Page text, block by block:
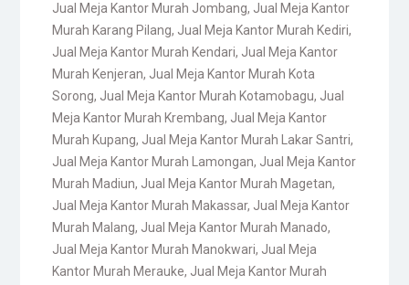
Jual Meja Kantor Murah Jombang, Jual Meja Kantor
Murah Karang Pilang, Jual Meja Kantor Murah Kediri,
Jual Meja Kantor Murah Kendari, Jual Meja Kantor
Murah Kenjeran, Jual Meja Kantor Murah Kota
Sorong, Jual Meja Kantor Murah Kotamobagu, Jual
Meja Kantor Murah Krembang, Jual Meja Kantor
Murah Kupang, Jual Meja Kantor Murah Lakar Santri,
Jual Meja Kantor Murah Lamongan, Jual Meja Kantor
Murah Madiun, Jual Meja Kantor Murah Magetan,
Jual Meja Kantor Murah Makassar, Jual Meja Kantor
Murah Malang, Jual Meja Kantor Murah Manado,
Jual Meja Kantor Murah Manokwari, Jual Meja
Kantor Murah Merauke, Jual Meja Kantor Murah